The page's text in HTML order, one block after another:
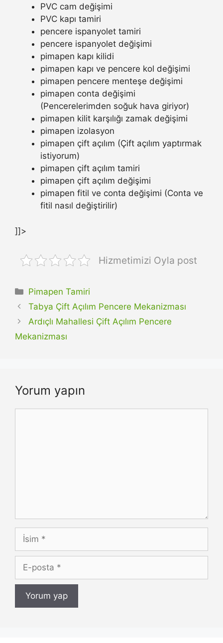
PVC cam değişimi
PVC kapı tamiri
pencere ispanyolet tamiri
pencere ispanyolet değişimi
pimapen kapı kilidi
pimapen kapı ve pencere kol değişimi
pimapen pencere menteşe değişimi
pimapen conta değişimi
(Pencerelerimden soğuk hava giriyor)
pimapen kilit karşılığı zamak değişimi
pimapen izolasyon
pimapen çift açılım (Çift açılım yaptırmak
istiyorum)
pimapen çift açılım tamiri
pimapen çift açılım değişimi
pimapen fitil ve conta değişimi (Conta ve
fitil nasıl değiştirilir)
]]>
Hizmetimizi Oyla post
Kategoriler
Pimapen Tamiri
Tabya Çift Açılım Pencere Mekanizması
Ardıçlı Mahallesi Çift Açılım Pencere
Mekanizması
Yorum yapın
İsim
posta